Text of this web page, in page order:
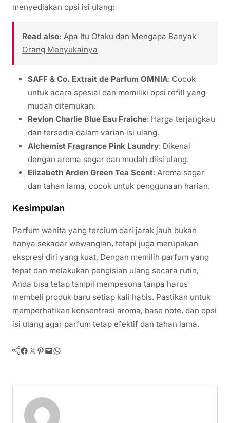
menyediakan opsi isi ulang:
Read also: Apa Itu Otaku dan Mengapa Banyak
Orang Menyukainya
SAFF & Co. Extrait de Parfum OMNIA: Cocok
untuk acara spesial dan memiliki opsi refill yang
mudah ditemukan.
Revlon Charlie Blue Eau Fraiche: Harga terjangkau
dan tersedia dalam varian isi ulang.
Alchemist Fragrance Pink Laundry: Dikenal
dengan aroma segar dan mudah diisi ulang.
Elizabeth Arden Green Tea Scent: Aroma segar
dan tahan lama, cocok untuk penggunaan harian.
Kesimpulan
Parfum wanita yang tercium dari jarak jauh bukan
hanya sekadar wewangian, tetapi juga merupakan
ekspresi diri yang kuat. Dengan memilih parfum yang
tepat dan melakukan pengisian ulang secara rutin,
Anda bisa tetap tampil mempesona tanpa harus
membeli produk baru setiap kali habis. Pastikan untuk
memperhatikan konsentrasi aroma, base note, dan opsi
isi ulang agar parfum tetap efektif dan tahan lama.
Facebook Twitter Pinterest Mail WhatsApp